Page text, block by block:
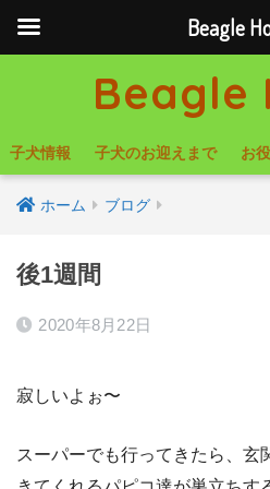
Beagle
子犬情報 子犬のお迎えまで お
ホーム ブログ
後1週間
2020年8月22日
寂しいよぉ〜
スーパーでも行ってきたら、玄
Beagle